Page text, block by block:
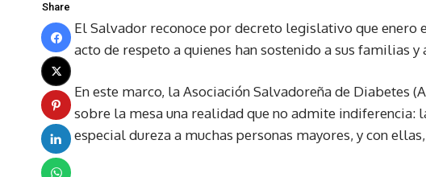
Share
El Salvador reconoce por decreto legislativo que enero
acto de respeto a quienes han sostenido a sus familias
En este marco, la Asociación Salvadoreña de Diabetes
sobre la mesa una realidad que no admite indiferencia:
especial dureza a muchas personas mayores, y con